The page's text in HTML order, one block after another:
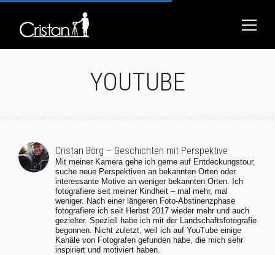
YOUTUBE
Cristan Börg – Geschichten mit Perspektive
Mit meiner Kamera gehe ich gerne auf Entdeckungstour,
suche neue Perspektiven an bekannten Orten oder
interessante Motive an weniger bekannten Orten. Ich
fotografiere seit meiner Kindheit – mal mehr, mal
weniger. Nach einer längeren Foto-Abstinenzphase
fotografiere ich seit Herbst 2017 wieder mehr und auch
gezielter. Speziell habe ich mit der Landschaftsfotografie
begonnen. Nicht zuletzt, weil ich auf YouTube einige
Kanäle von Fotografen gefunden habe, die mich sehr
inspiriert und motiviert haben.